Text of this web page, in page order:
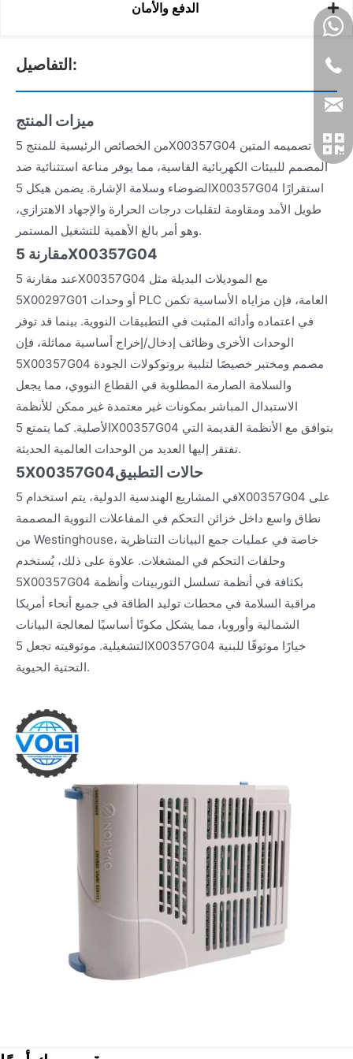
الدفع والأمان
التفاصيل:
ميزات المنتج
من الخصائص الرئيسية للمنتج 5X00357G04 تصميمه المتين
المصمم للبيئات الكهربائية القاسية، مما يوفر مناعة استثنائية ضد
الضوضاء وسلامة الإشارة. يضمن هيكل 5X00357G04 استقرارًا
طويل الأمد ومقاومة لتقلبات درجات الحرارة والإجهاد الاهتزازي،
وهو أمر بالغ الأهمية للتشغيل المستمر.
مقارنة 5X00357G04
عند مقارنة 5X00357G04 مع الموديلات البديلة مثل
5X00297G01 أو وحدات PLC العامة، فإن مزاياه الأساسية تكمن
في اعتماده وأدائه المثبت في التطبيقات النووية. بينما قد توفر
الوحدات الأخرى وظائف إدخال/إخراج أساسية مماثلة، فإن
5X00357G04 مصمم ومختبر خصيصًا لتلبية بروتوكولات الجودة
والسلامة الصارمة المطلوبة في القطاع النووي، مما يجعل
الاستبدال المباشر بمكونات غير معتمدة غير ممكن للأنظمة
الأصلية. كما يتمتع 5X00357G04 بتوافق مع الأنظمة القديمة التي
تفتقر إليها العديد من الوحدات العالمية الحديثة.
5X00357G04حالات التطبيق
في المشاريع الهندسية الدولية، يتم استخدام 5X00357G04 على
نطاق واسع داخل خزائن التحكم في المفاعلات النووية المصممة
من Westinghouse، خاصة في عمليات جمع البيانات التناظرية
وحلقات التحكم في المشغلات. علاوة على ذلك، يُستخدم
5X00357G04 بكثافة في أنظمة تسلسل التوربينات وأنظمة
مراقبة السلامة في محطات توليد الطاقة في جميع أنحاء أمريكا
الشمالية وأوروبا، مما يشكل مكونًا أساسيًا لمعالجة البيانات
التشغيلية. موثوقيته تجعل 5X00357G04 خيارًا موثوقًا للبنية
التحتية الحيوية.